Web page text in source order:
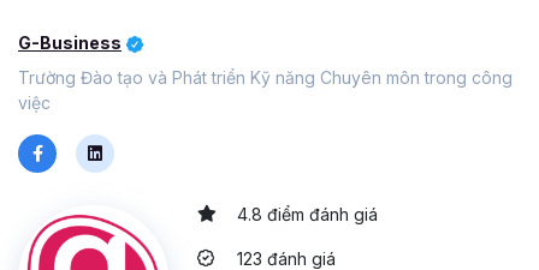
G-Business
Trường Đào tạo và Phát triển Kỹ năng Chuyên môn trong công
việc
4.8 điểm đánh giá
123 đánh giá